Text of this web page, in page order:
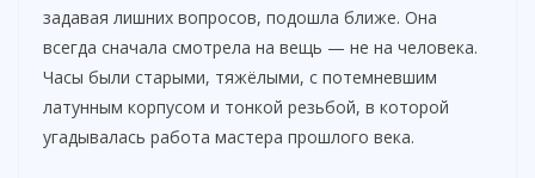
V
i
задавая лишних вопросов, подошла ближе. Она
всегда сначала смотрела на вещь — не на человека.
Часы были старыми, тяжёлыми, с потемневшим
латунным корпусом и тонкой резьбой, в которой
угадывалась работа мастера прошлого века.